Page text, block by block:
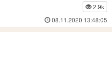
2.9k
08.11.2020 13:48:05